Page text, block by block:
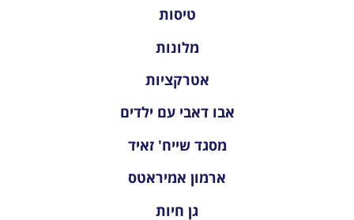
טיסות
מלונות
אטרקציות
אבו דאבי עם ילדים
מסגד שייח' זאיד
ארמון אמיראטס
גן חיות